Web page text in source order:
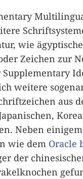
wie ägyptische
Zeichen zur
weitere
aus
Neben
wie dem Oracle
der